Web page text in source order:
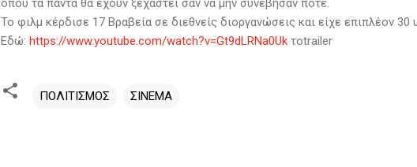
όπου τα πάντα θα έχουν ξεχαστεί σαν να μην συνέβησαν ποτέ.
Το φιλμ κέρδισε 17 Βραβεία σε διεθνείς διοργανώσεις και είχε επιπλέον
Εδώ: https://www.youtube.com/watch?v=Gt9dLRNa0Uk τοtrailer
ΠΟΛΙΤΙΣΜΟΣ ΣΙΝΕΜΑ